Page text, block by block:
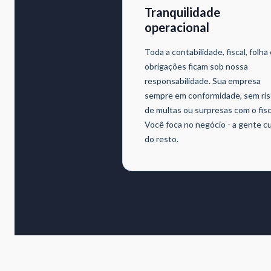
Tranquilidade
operacional
Toda a contabilidade, fiscal, folha
obrigações ficam sob nossa
responsabilidade. Sua empresa
sempre em conformidade, sem
de multas ou surpresas com o
Você foca no negócio - a gente
do resto.